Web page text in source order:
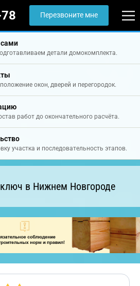
Перезвоните мне
детали домокомплекта.
окон, дверей и перегородок.
работ до окончательного расчёта.
участка и последовательность этапов.
в Нижнем Новгороде